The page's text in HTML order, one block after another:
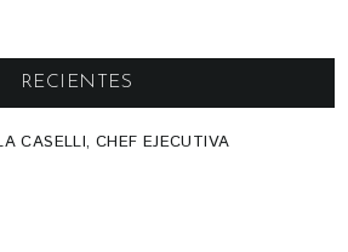
RECIENTES
CASELLI, CHEF EJECUTIVA